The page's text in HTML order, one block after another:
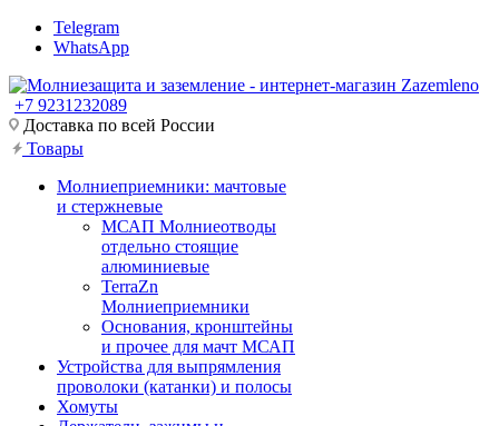
Telegram
WhatsApp
+7 9231232089
Доставка по всей России
Товары
Молниеприемники: мачтовые
и стержневые
МСАП Молниеотводы
отдельно стоящие
алюминиевые
TerraZn
Молниеприемники
Основания, кронштейны
и прочее для мачт МСАП
Устройства для выпрямления
проволоки (катанки) и полосы
Хомуты